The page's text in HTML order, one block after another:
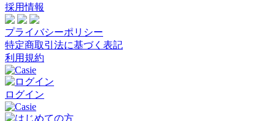
採用情報
プライバシーポリシー
特定商取引法に基づく表記
利用規約
ログイン